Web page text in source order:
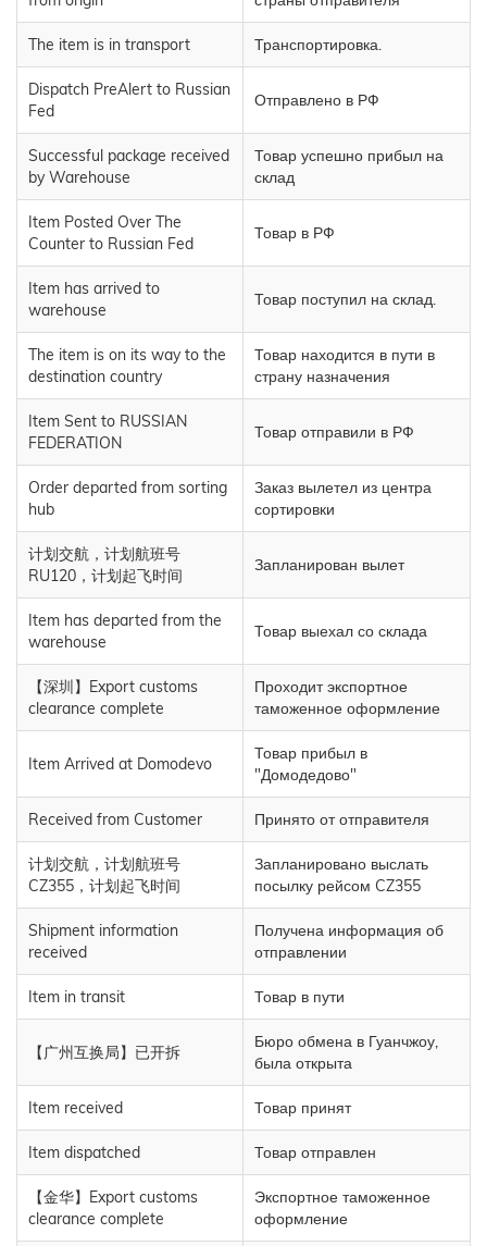
The item is in transport Транспортировка.
Dispatch PreAlert to Russian
Fed
Отправлено в РФ
Successful package received
by Warehouse
Товар успешно прибыл на
склад
Item Posted Over The
Counter to Russian Fed
Товар в РФ
Item has arrived to
warehouse
Товар поступил на склад.
The item is on its way to the
destination country
Товар находится в пути в
страну назначения
Item Sent to RUSSIAN
FEDERATION
Товар отправили в РФ
Order departed from sorting
hub
Заказ вылетел из центра
сортировки
计划交航，计划航班号
RU120，计划起飞时间
Запланирован вылет
Item has departed from the
warehouse
Товар выехал со склада
【深圳】Export customs
clearance complete
Проходит экспортное
таможенное оформление
Item Arrived at Domodevo
Товар прибыл в
"Домодедово"
Received from Customer Принято от отправителя
计划交航，计划航班号
CZ355，计划起飞时间
Запланировано выслать
посылку рейсом CZ355
Shipment information
received
Получена информация об
отправлении
Item in transit Товар в пути
【广州互换局】已开拆
Бюро обмена в Гуанчжоу,
была открыта
Item received Товар принят
Item dispatched Товар отправлен
【金华】Export customs
clearance complete
Экспортное таможенное
оформление